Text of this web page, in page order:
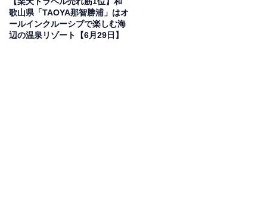
この宿泊施設のおすすめポイントは？
盛岡つなぎ温泉にある「盛岡つなぎ温泉 愛真館」は、多
歌山県「TAOYA那智勝浦」はオ
ールインクルーシブで楽しむ海
辺の温泉リゾート【6月29日】